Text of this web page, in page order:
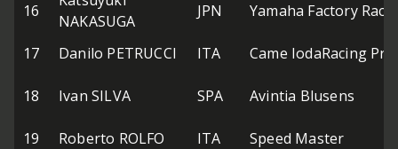
16
NAKASUGA
JPN Yamaha Factory
17 Danilo PETRUCCI ITA Came IodaRacing
18 Ivan SILVA SPA Avintia Blusens
19 Roberto ROLFO ITA Speed Master